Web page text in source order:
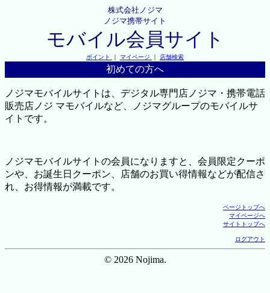
株式会社ノジマ
ノジマ携帯サイト
モバイル会員サイト
ポイント ｜ マイページ ｜ 店舗検索
初めての方へ
ノジマモバイルサイトは、デジタル専門店ノジマ・携帯電話
販売店ノジ マモバイルなど、ノジマグループのモバイルサ
イトです。
ノジマモバイルサイトの会員になりますと、会員限定クーポ
ンや、お誕生日クーポン、店舗のお買い得情報などが配信さ
れ、お得情報が満載です。
ページトップへ
マイページへ
サイトトップへ
ログアウト
© 2026 Nojima.